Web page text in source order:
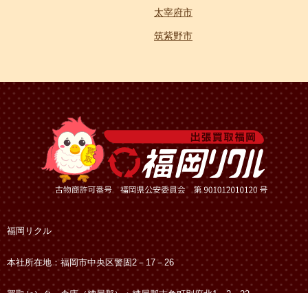
太宰府市
筑紫野市
福岡リクル
本社所在地：福岡市中央区警固2－17－26